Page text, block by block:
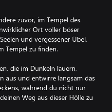
zuvor, im Tempel des
Ort voller böser
und vergessener Übel,
Tempel zu finden.
die im Dunkeln lauern,
aus und entwirre langsam das
während du nicht nur
Weg aus dieser Hölle zu